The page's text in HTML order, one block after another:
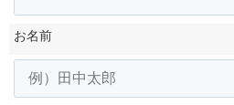
お名前